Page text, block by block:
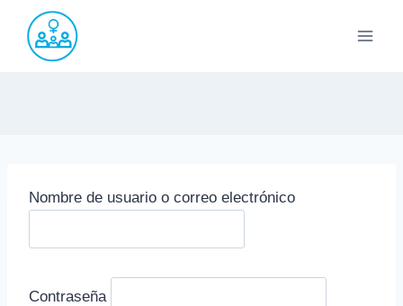
Saltar
contenido
Nombre de usuario o correo electrónico
Contraseña